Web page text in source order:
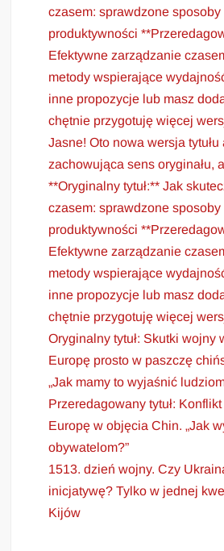
czasem: sprawdzone
produktywności
Efektywne zarządzanie
metody wspierające
inne propozycje lub masz
chętnie przygotuję więcej
Jasne! Oto nowa wersja tytułu
zachowująca sens oryginału,
**Oryginalny tytuł:** Jak
czasem: sprawdzone
produktywności
Efektywne zarządzanie
metody wspierające
inne propozycje lub masz
chętnie przygotuję więcej
Oryginalny tytuł: Skutki wojny
Europę prosto w paszczę
„Jak mamy to wyjaśnić
Przeredagowany tytuł:
Europę w objęcia Chin. „Jak
obywatelom?”
1513. dzień wojny. Czy
inicjatywę? Tylko w jednej
Kijów